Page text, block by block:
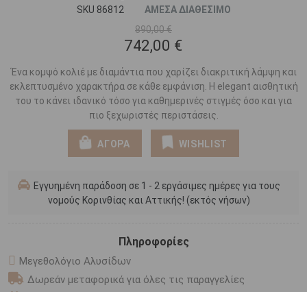
SKU 86812
ΑΜΕΣΑ ΔΙΑΘΕΣΙΜΟ
890,00 €
742,00 €
Ένα κομψό κολιέ με διαμάντια που χαρίζει διακριτική λάμψη και
εκλεπτυσμένο χαρακτήρα σε κάθε εμφάνιση. Η elegant αισθητική
του το κάνει ιδανικό τόσο για καθημερινές στιγμές όσο και για
πιο ξεχωριστές περιστάσεις.
ΑΓΟΡΑ WISHLIST
Εγγυημένη παράδοση σε 1 - 2 εργάσιμες ημέρες για τους
νομούς Κορινθίας και Αττικής! (εκτός νήσων)
Πληροφορίες
Μεγεθολόγιο Αλυσίδων
Δωρεάν μεταφορικά για όλες τις παραγγελίες